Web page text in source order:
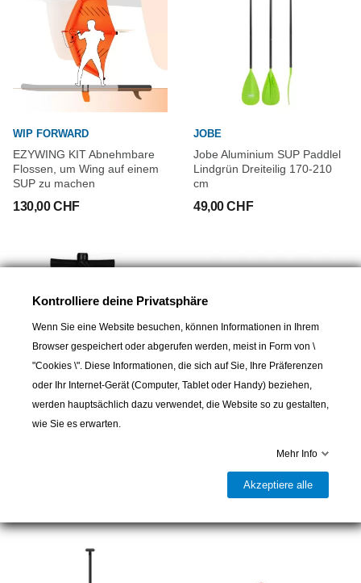
WIP FORWARD
EZYWING KIT Abnehmbare
Flossen, um Wing auf einem
SUP zu machen
130,00 CHF
JOBE
Jobe Aluminium SUP Paddlel
Lindgrün Dreiteilig 170-210
cm
49,00 CHF
JOBE
Jobe SUP Leash 10FT
39,00 CHF
Kontrolliere deine Privatsphäre
Wenn Sie eine Website besuchen, können Informationen in Ihrem
Browser gespeichert oder abgerufen werden, meist in Form von \
"Cookies \". Diese Informationen, die sich auf Sie, Ihre Präferenzen
oder Ihr Internet-Gerät (Computer, Tablet oder Handy) beziehen,
werden hauptsächlich dazu verwendet, die Website so zu gestalten,
wie Sie es erwarten.
Mehr Info
Akzeptiere alle